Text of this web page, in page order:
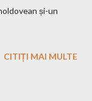
și-un
CITIȚI MAI MULTE